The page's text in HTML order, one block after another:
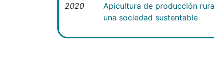
2020
Apicultura de producción
una sociedad sustentable